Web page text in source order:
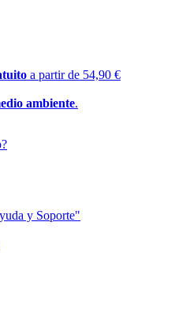
a partir de 54,90 €
ambiente.
y Soporte"